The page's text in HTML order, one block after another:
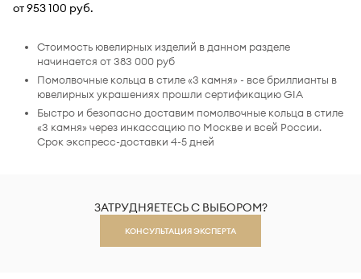
от 953 100 руб.
Стоимость ювелирных изделий в данном разделе
начинается от 383 000 руб
Помолвочные кольца в стиле «3 камня» - все бриллианты в
ювелирных украшениях прошли сертификацию GIA
Быстро и безопасно доставим помолвочные кольца в стиле
«3 камня» через инкассацию по Москве и всей России.
Срок экспресс-доставки 4-5 дней
ЗАТРУДНЯЕТЕСЬ С ВЫБОРОМ?
КОНСУЛЬТАЦИЯ ЭКСПЕРТА